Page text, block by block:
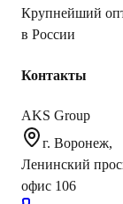
Крупнейший
в России
Контакты
AKS Group
г. Воронеж,
Ленинский
офис 106